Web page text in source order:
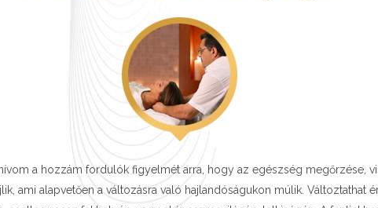
a hozzám fordulók figyelmét arra, hogy az egészség megőrzése,
ami alapvetően a változásra való hajlandóságukon múlik. Változtathat